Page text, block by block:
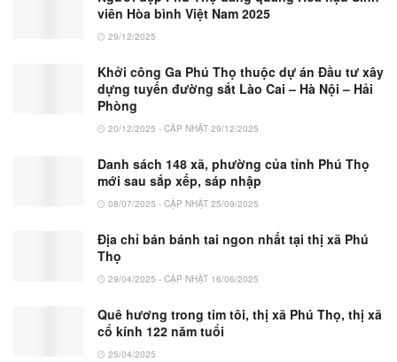
viên Hòa bình Việt Nam 2025
29/12/2025
Khởi công Ga Phú Thọ thuộc dự án Đầu tư xây
dựng tuyến đường sắt Lào Cai – Hà Nội – Hải
Phòng
20/12/2025 - CẬP NHẬT 29/12/2025
Danh sách 148 xã, phường của tỉnh Phú Thọ
mới sau sắp xếp, sáp nhập
08/07/2025 - CẬP NHẬT 25/09/2025
Địa chỉ bán bánh tai ngon nhất tại thị xã Phú
Thọ
29/04/2025 - CẬP NHẬT 16/06/2025
Quê hương trong tim tôi, thị xã Phú Thọ, thị xã
cổ kính 122 năm tuổi
25/04/2025